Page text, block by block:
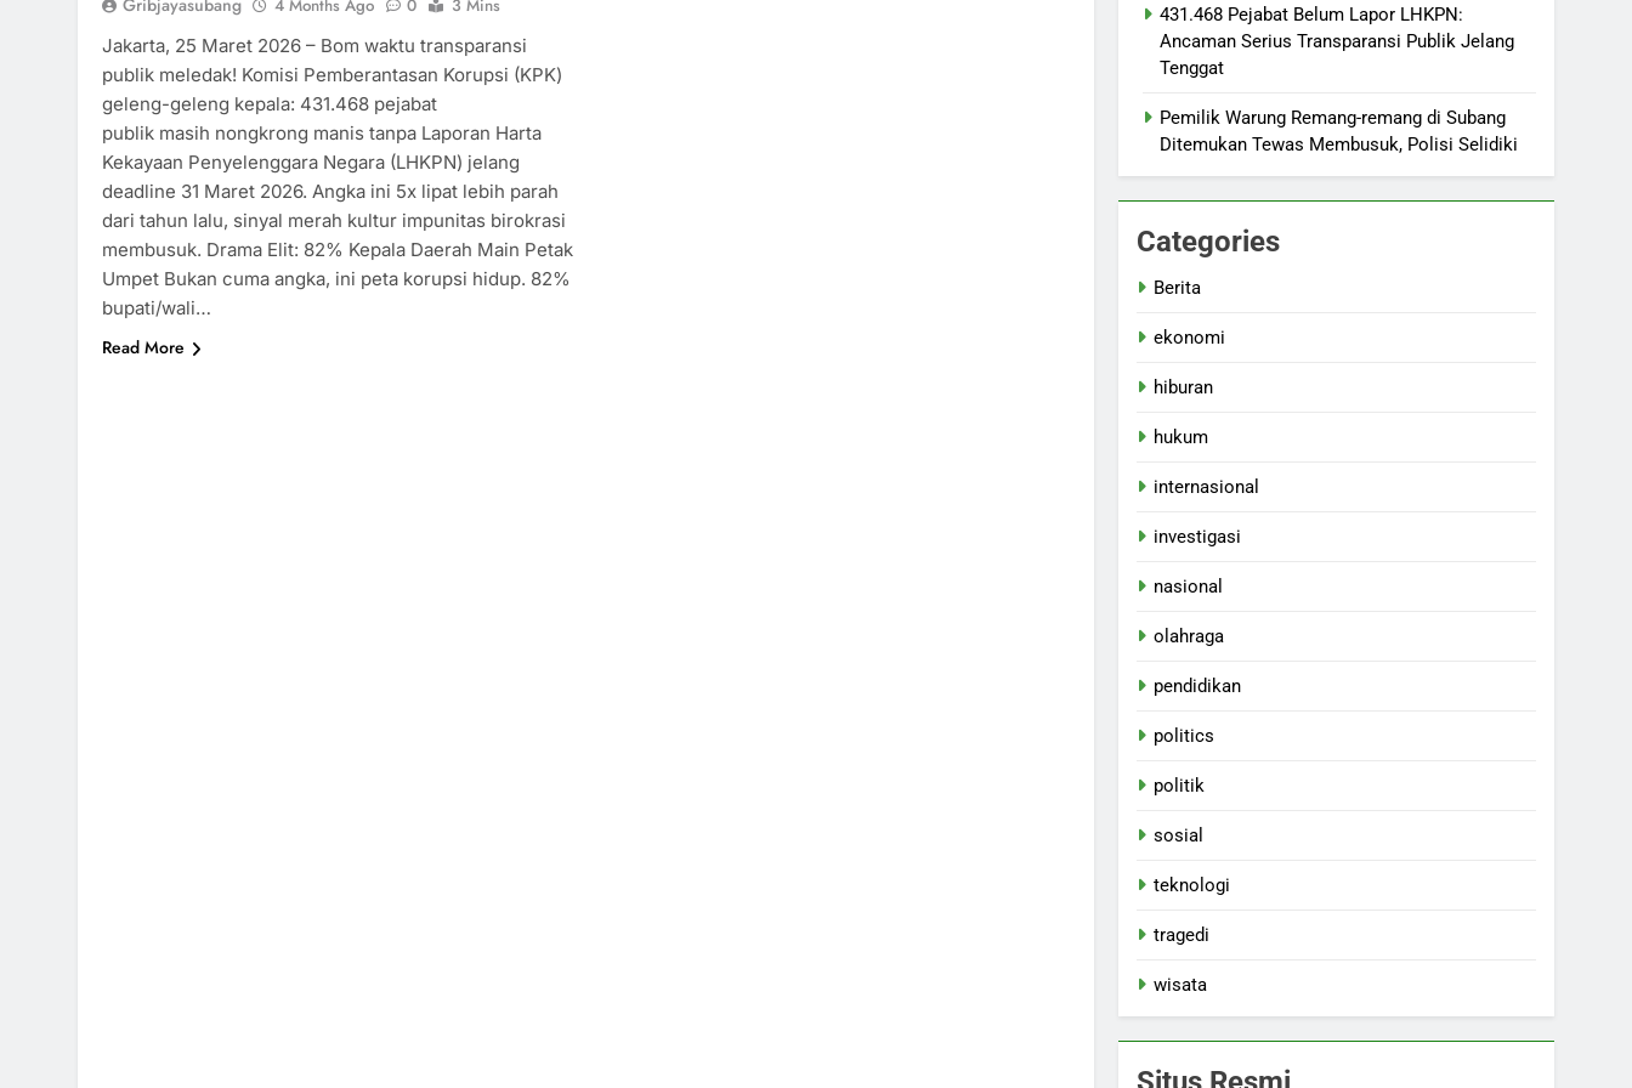
Gribjayasubang 4 Months Ago 0
3 Mins
Jakarta, 25 Maret 2026 – Bom waktu transparansi
publik meledak! Komisi Pemberantasan Korupsi (KPK)
geleng-geleng kepala: 431.468 pejabat
publik masih nongkrong manis tanpa Laporan Harta
Kekayaan Penyelenggara Negara (LHKPN) jelang
deadline 31 Maret 2026. Angka ini 5x lipat lebih parah
dari tahun lalu, sinyal merah kultur impunitas birokrasi
membusuk. Drama Elit: 82% Kepala Daerah Main Petak
Umpet Bukan cuma angka, ini peta korupsi hidup. 82%
bupati/wali…
Read More
431.468 Pejabat Belum Lapor LHKPN:
Ancaman Serius Transparansi Publik Jelang
Tenggat
Pemilik Warung Remang-remang di Subang
Ditemukan Tewas Membusuk, Polisi Selidiki
Categories
Berita
ekonomi
hiburan
hukum
internasional
investigasi
nasional
olahraga
pendidikan
politics
politik
sosial
teknologi
tragedi
wisata